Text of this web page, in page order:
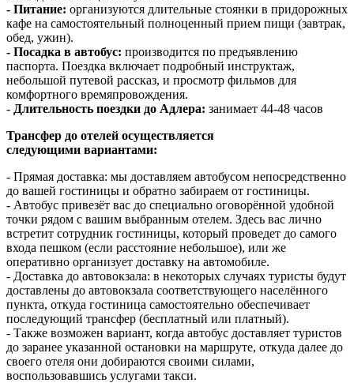
- Питание: организуются длительные стоянки в придорожных
кафе на самостоятельный полноценный прием пищи (завтрак,
обед, ужин).
- Посадка в автобус: производится по предъявлению
паспорта. Поездка включает подробный инструктаж,
небольшой путевой рассказ, и просмотр фильмов для
комфортного времяпровождения.
- Длительность поездки до Адлера: занимает 44-48 часов
Трансфер до отелей осуществляется
следующими вариантами:
- Прямая доставка: мы доставляем автобусом непосредственно
до вашей гостиницы и обратно забираем от гостиницы.
- Автобус привезёт вас до специально оговорённой удобной
точки рядом с вашим выбранным отелем. Здесь вас лично
встретит сотрудник гостиницы, который проведет до самого
входа пешком (если расстояние небольшое), или же
оперативно организует доставку на автомобиле.
- Доставка до автовокзала: в некоторых случаях туристы будут
доставлены до автовокзала соответствующего населённого
пункта, откуда гостиница самостоятельно обеспечивает
последующий трансфер (бесплатный или платный).
- Также возможен вариант, когда автобус доставляет туристов
до заранее указанной остановки на маршруте, откуда далее до
своего отеля они добираются своими силами,
воспользовавшись услугами такси.